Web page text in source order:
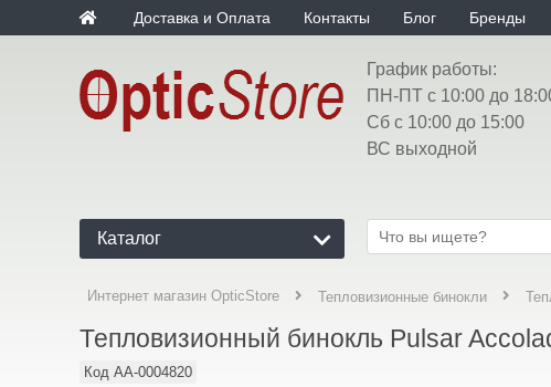
Доставка и Оплата Контакты Блог Бренды
График работы:
ПН-ПТ с 10:00 до
Сб с 10:00 до 15:00
ВС выходной
Каталог
Интернет магазин OpticStore Тепловизионные бинокли
Тепловизионный бинокль Pulsar
Код AA-0004820